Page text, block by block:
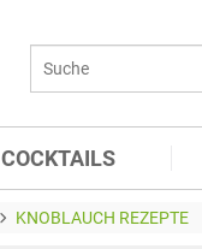
COCKTAILS
KNOBLAUCH REZEPTE